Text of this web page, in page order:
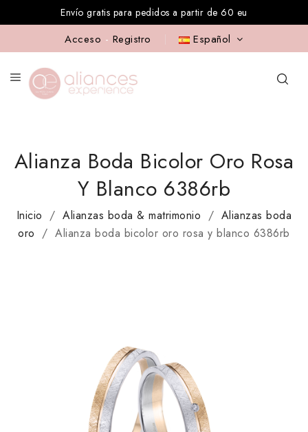
Envío gratis para pedidos a partir de 60 eu
Español
Acceso - Registro
Alianza Boda Bicolor Oro Rosa
Y Blanco 6386rb
Inicio Alianzas boda & matrimonio
Alianzas boda
oro
Alianza boda bicolor oro rosa y blanco 6386rb